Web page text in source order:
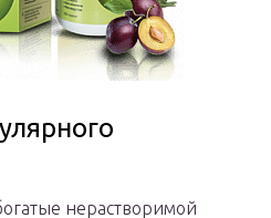
нерастворимой